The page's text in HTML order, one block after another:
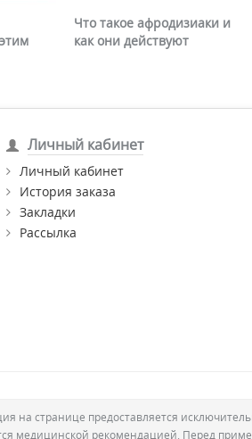
Что такое афродизиаки и
как они действуют
Личный кабинет
Личный кабинет
История заказа
Закладки
Рассылка
на странице предоставляется
медицинской рекомендацией. Перед